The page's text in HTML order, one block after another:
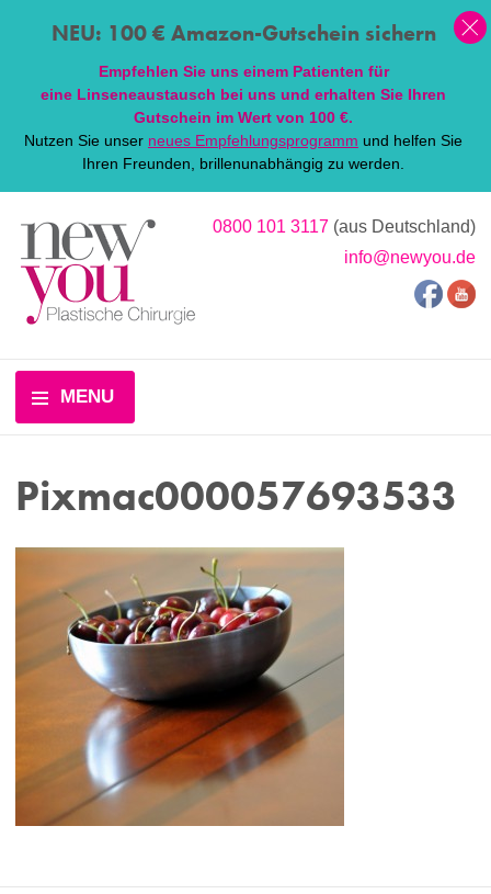
NEU: 100 € Amazon-Gutschein sichern
Empfehlen Sie uns einem Patienten für
eine Linseneaustausch bei uns und erhalten Sie Ihren
Gutschein im Wert von 100 €.
Nutzen Sie unser neues Empfehlungsprogramm und helfen Sie
Ihren Freunden, brillenunabhängig zu werden.
0800 101 3117 (aus Deutschland)
info@newyou.de
MENU
Pixmac000057693533